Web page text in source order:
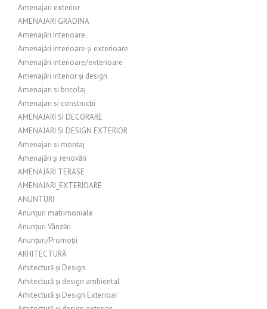
Amenajari exterior
AMENAJARI GRADINA
Amenajări Interioare
Amenajări interioare și exterioare
Amenajări interioare/exterioare
Amenajări interior și design
Amenajari si bricolaj
Amenajari si constructii
AMENAJARI SI DECORARE
AMENAJARI SI DESIGN EXTERIOR
Amenajari si montaj
Amenajări și renovări
AMENAJĂRI TERASE
AMENAJARI_EXTERIOARE
ANUNTURI
Anunțuri matrimoniale
Anunțuri Vânzări
Anunțuri/Promoții
ARHITECTURĂ
Arhitectură și Design
Arhitectură și design ambiental
Arhitectură și Design Exterioar